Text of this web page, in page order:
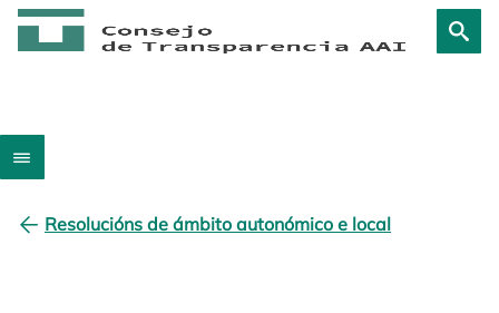
Resolucións de ámbito autonómico e local